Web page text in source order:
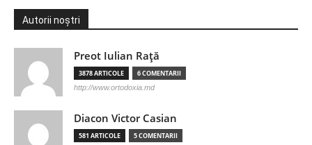
Autorii noștri
Preot Iulian Raţă
3878 ARTICOLE 6 COMENTARII
http://www.ortodoxia.md
Diacon Victor Casian
581 ARTICOLE 5 COMENTARII